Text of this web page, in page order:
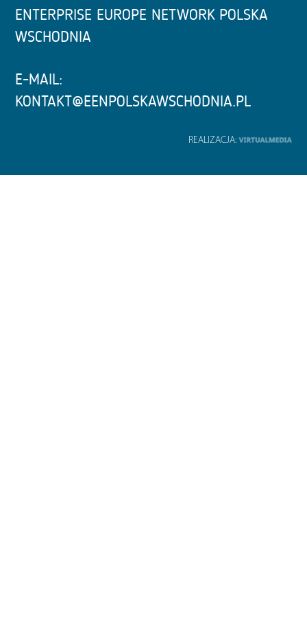
ENTERPRISE EUROPE NETWORK POLSKA
WSCHODNIA
E-MAIL:
KONTAKT@EENPOLSKAWSCHODNIA.PL
REALIZACJA: